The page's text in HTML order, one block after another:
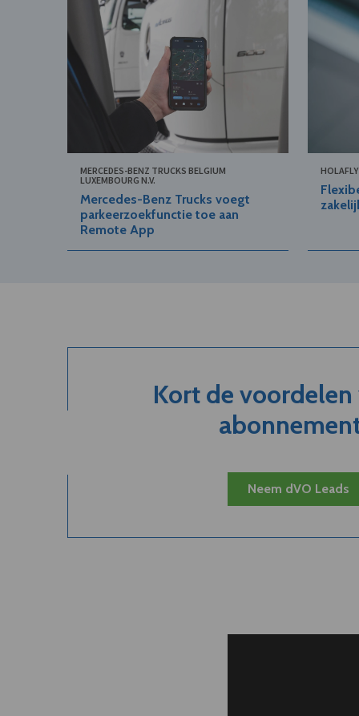
MERCEDES-BENZ TRUCKS BELGIUM
LUXEMBOURG N.V.
Mercedes-Benz Trucks voegt
parkeerzoekfunctie toe aan
Remote App
HOLAFLY
Kort de voordelen
Neem dVO Leads